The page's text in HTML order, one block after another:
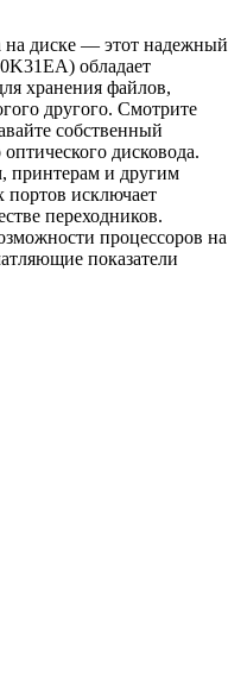
на диске — этот надежный
обладает
хранения файлов,
другого. Смотрите
собственный
дисковода.
принтерам и другим
портов исключает
переходников.
процессоров на
показатели